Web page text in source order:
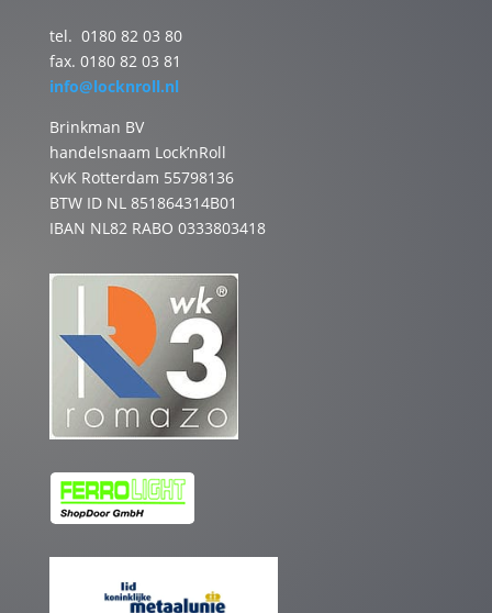
tel. 0180 82 03 80
fax. 0180 82 03 81
info@locknroll.nl
Brinkman BV
handelsnaam Lock’nRoll
KvK Rotterdam 55798136
BTW ID NL 851864314B01
IBAN NL82 RABO 0333803418